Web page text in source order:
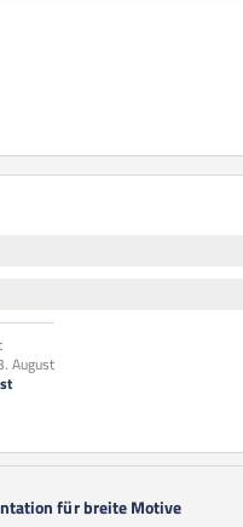
August
für breite Motive